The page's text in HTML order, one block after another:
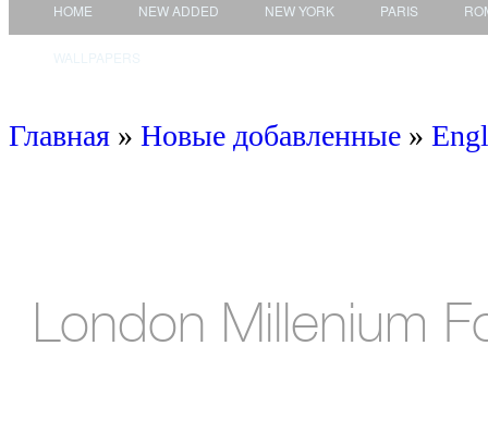
HOME NEW ADDED NEW YORK PARIS
Главная » Новые добавленные »
London Millenium